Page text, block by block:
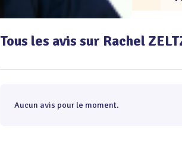
Tous les avis sur Rachel
Aucun avis pour le moment.